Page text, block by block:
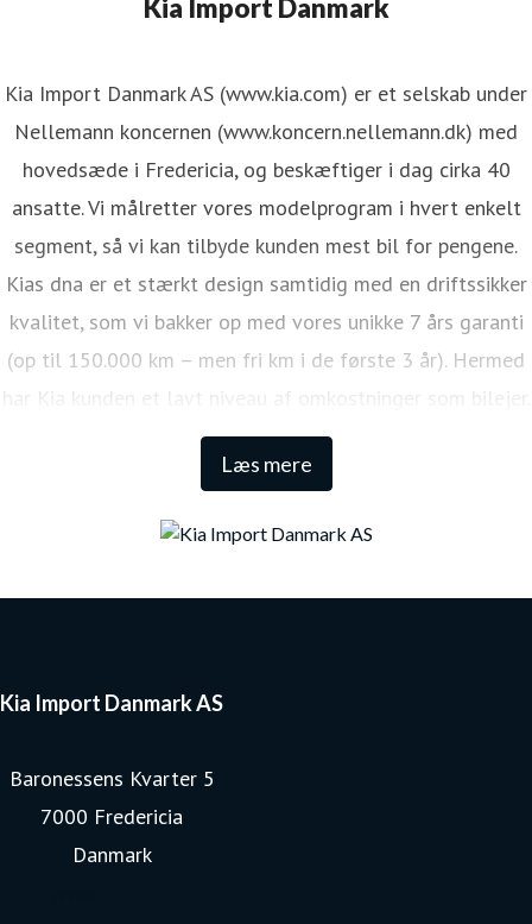
Kia Import Danmark
Læs mere
Kia Import Danmark AS (www.kia.com) er et selskab under
Nellemann koncernen (www.koncern.nellemann.dk) med
hovedsæde i Fredericia, og beskæftiger i dag cirka 40
ansatte. Vi målretter vores modelprogram i hvert enkelt
segment, så vi kan tilbyde kunden mest bil for pengene.
Kias dna er et stærkt design samtidig med en driftssikker
kvalitet, som vi bakker op med vores unikke 7 års garanti
(op til 150.000 km – men fri km i de første 3 år). Hermed
har Kia kunden et lavt niveau af omkostninger som bilejer.
Den lange garanti sikrer samtidig én af de højeste
restværdier i markedet.
Kia Import Danmark AS
Baronessens Kvarter 5
7000 Fredericia
Danmark